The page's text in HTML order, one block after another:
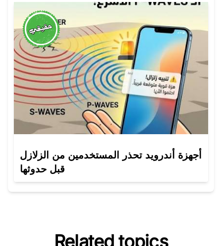
أجهزة أندرويد تحذر المستخدمين من الزلازل
قبل حدوثها
Related topics